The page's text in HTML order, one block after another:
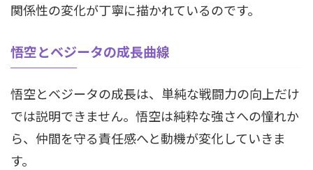
関係性の変化が丁寧に描かれているのです。
悟空とベジータの成長曲線
悟空とベジータの成長は、単純な戦闘力の向上だけ
では説明できません。悟空は純粋な強さへの憧れか
ら、仲間を守る責任感へと動機が変化していきま
す。